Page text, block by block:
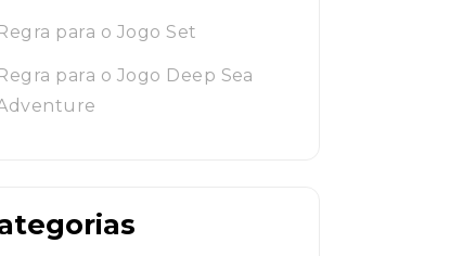
para o Jogo Set
para o Jogo Deep Sea